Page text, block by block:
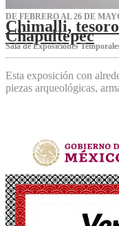
DE FEBRERO AL 26 DE
Chimalli,
Chapultepec
Sala de Exposiciones
Esta exposición con
piezas arqueológicas,